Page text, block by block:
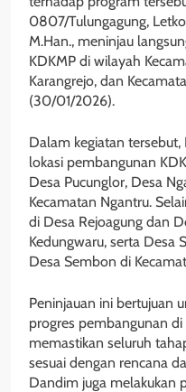
0807/Tulungagung,
M.Han., meninjau
KDKMP di wilayah
Karangrejo, dan
(30/01/2026).
Dalam kegiatan
lokasi pembangunan
Desa Pucunglor, Desa
Kecamatan Ngantru.
di Desa Rejoagung dan
Kedungwaru, serta Desa
Desa Sembon di
Peninjauan ini bertujuan
progres pembangunan di
memastikan seluruh
sesuai dengan rencana
Dandim juga melakukan